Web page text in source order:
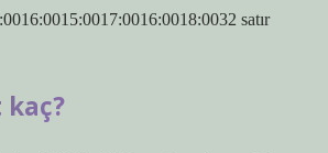
satır
kaç?